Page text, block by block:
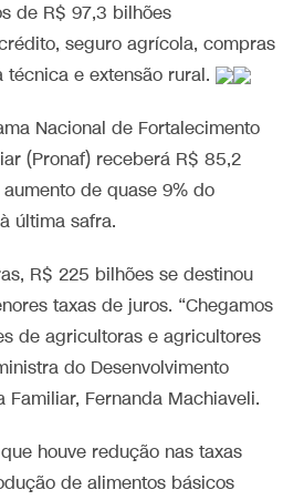
de R$ 97,3 bilhões
seguro agrícola, compras
técnica e extensão rural.
Nacional de Fortalecimento
(Pronaf) receberá R$ 85,2
de quase 9% do
última safra.
R$ 225 bilhões se destinou
taxas de juros. “Chegamos
de agricultoras e agricultores
do Desenvolvimento
Fernanda Machiaveli.
houve redução nas taxas
de alimentos básicos